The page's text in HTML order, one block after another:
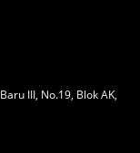
III, No.19, Blok AK,